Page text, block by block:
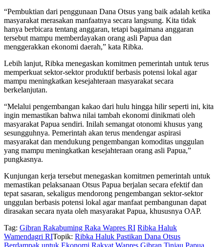
“Pembuktian dari penggunaan Dana Otsus yang baik adalah ketika
masyarakat merasakan manfaatnya secara langsung. Kita tidak
hanya berbicara tentang anggaran, tetapi bagaimana anggaran
tersebut mampu memberdayakan orang asli Papua dan
menggerakkan ekonomi daerah,” kata Ribka.
Lebih lanjut, Ribka menegaskan komitmen pemerintah untuk terus
memperkuat sektor-sektor produktif berbasis potensi lokal agar
mampu meningkatkan kesejahteraan masyarakat secara
berkelanjutan.
“Melalui pengembangan kakao dari hulu hingga hilir seperti ini, kita
ingin memastikan bahwa nilai tambah ekonomi dinikmati oleh
masyarakat Papua sendiri. Inilah semangat otonomi khusus yang
sesungguhnya. Pemerintah akan terus mendengar aspirasi
masyarakat dan mendukung pengembangan komoditas unggulan
yang mampu meningkatkan kesejahteraan orang asli Papua,”
pungkasnya.
Kunjungan kerja tersebut menegaskan komitmen pemerintah untuk
memastikan pelaksanaan Otsus Papua berjalan secara efektif dan
tepat sasaran, sekaligus mendorong pengembangan sektor-sektor
unggulan berbasis potensi lokal agar manfaat pembangunan dapat
dirasakan secara nyata oleh masyarakat Papua, khususnya OAP.
Tag: Gibran Rakabuming Raka Wapres RI Ribka Haluk
Wamendagri RITopik: Ribka Haluk Pastikan Dana Otsus